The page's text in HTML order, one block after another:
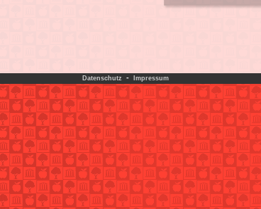
Datenschutz - Impressum